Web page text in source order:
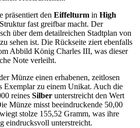
präsentiert den Eiffelturm in High
fast greifbar macht. Der
über dem detailreichen Stadtplan von
sehen ist. Die Rückseite ziert ebenfalls
Abbild König Charles III, was dieser
Note verleiht.
Münze einen erhabenen, zeitlosen
Exemplar zu einem Unikat. Auch die
reines Silber unterstreicht den Wert
Münze misst beeindruckende 50,00
stolze 155,52 Gramm, was ihre
eindrucksvoll unterstreicht.